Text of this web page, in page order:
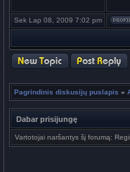
Sek Lap 08, 2009 7:02 pm
Pagrindinis diskusijų puslapis »
Dabar prisijungę
Vartotojai naršantys šį forumą: